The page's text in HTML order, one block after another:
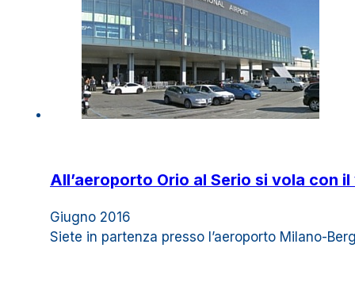
All’aeroporto Orio al Serio si vola con
Giugno 2016
Siete in partenza presso l’aeroporto Milano-